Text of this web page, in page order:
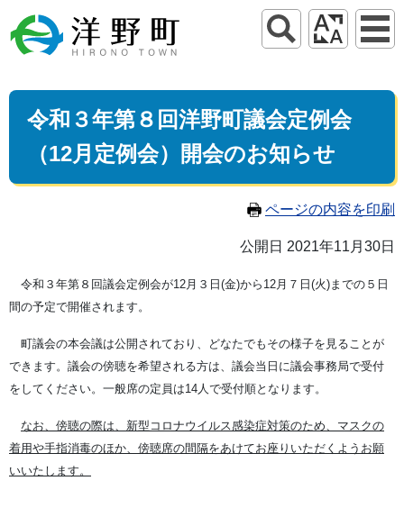
令和３年第８回洋野町議会定例会
（12月定例会）開会のお知らせ
ページの内容を印刷
公開日 2021年11月30日
令和３年第８回議会定例会が12月３日(金)から12月７日(火)までの５日
間の予定で開催されます。
町議会の本会議は公開されており、どなたでもその様子を見ることが
できます。議会の傍聴を希望される方は、議会当日に議会事務局で受付
をしてください。一般席の定員は14人で受付順となります。
なお、傍聴の際は、新型コロナウイルス感染症対策のため、マスクの
着用や手指消毒のほか、傍聴席の間隔をあけてお座りいただくようお願
いいたします。